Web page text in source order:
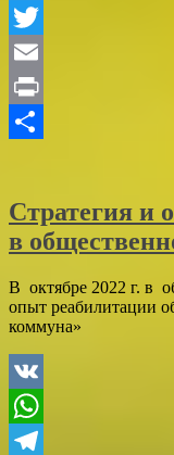
Odnoklassniki
Twitter
Email
Print
Стратегия и
в
В октябре 2022 г. в
опыт реабилитации
коммуна»
VK
WhatsApp